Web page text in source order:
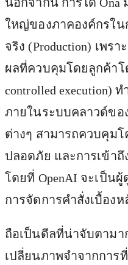
ใหญ่ของภาคองค์กรใน
จริง (Production) เพร
ผลที่ควบคุมโดยลูกค้าโ
controlled execution)
ภายในระบบคลาวด์ขอ
ต่างๆ สามารถควบคุม
ปลอดภัย และการเข้าถึ
โดยที่ OpenAI จะเป็น
การจัดการคำสั่งเบื้องห
ถือเป็นดีลที่น่าจับตามา
เปลี่ยนภาพจำจากการ